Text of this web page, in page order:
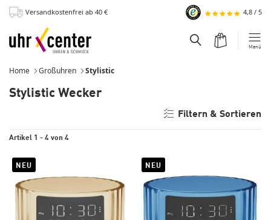
Hauptinhalt
Versandkostenfrei ab 40 € 4,8 / 5
Menü
Warenkorb
Suchfeld
Home Großuhren Momentan:
Stylistic
Stylistic Wecker
Filtern & Sortieren
Artikel 1 - 4 von 4
NEU NEU